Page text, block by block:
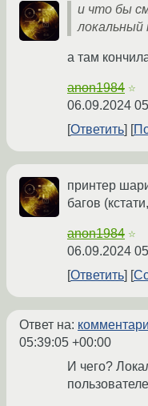
и что бы
локальный
а там
anon1984 ☆
06.09.2024
Ответить
принтер
багов
anon1984 ☆
06.09.2024
Ответить
Ответ на:
05:39:05 +00:00
И чего?